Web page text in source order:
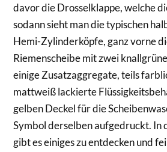
davor die Drosselklappe, welche
sodann sieht man die typischen
Hemi-Zylinderköpfe, ganz vorne
Riemenscheibe mit zwei
einige Zusatzaggregate, teils
mattweiß lackierte
gelben Deckel für die
Symbol derselben aufgedruckt. In
gibt es einiges zu entdecken und